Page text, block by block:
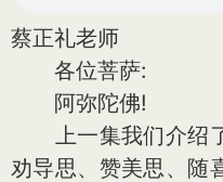
蔡正礼老师
各位菩萨:
阿弥陀佛!
上一集我们介绍了
劝导思、赞美思、随